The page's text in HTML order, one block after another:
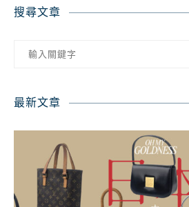
搜尋文章
最新文章